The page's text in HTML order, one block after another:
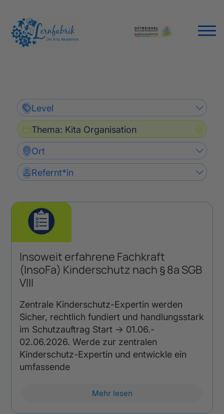
Level
Thema: Kita Organisation
Ort
Refernt*in
Insoweit erfahrene Fachkraft
(InsoFa) Kinderschutz nach § 8a SGB
VIII
Zentrale Kinderschutz-Expertin werden
Sicher, rechtlich fundiert und handlungsstark
im Schutzauftrag Start → 01.06.-
02.06.2026. Werde zur zentralen
Kinderschutz-Expertin und entwickle ein
umfassende
Mehr lesen